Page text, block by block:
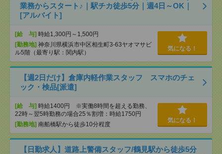
業務からスタート♪｜駅チカ徒歩5分｜週4日～OK｜
[アルバイト]
[給 与] 時給1,300円～1,500円
[勤務地] 神奈川県横浜市中区相生町3-63ヤオマサビ
ル5階（最寄り駅：関内駅）
気になる！
【週2日だけ】倉庫内軽作業スタッフ スマホのチェ
ック・検品[派遣]
[給 与] 時給1400円 ※実働8時間を超える勤務、
22時～翌5時勤務の場合25％割増：時給1750円
[勤務地] 南船橋駅から徒歩10分程度
気になる！
【日勤求人】道路上警備スタッフ/鶴見駅から徒歩5分